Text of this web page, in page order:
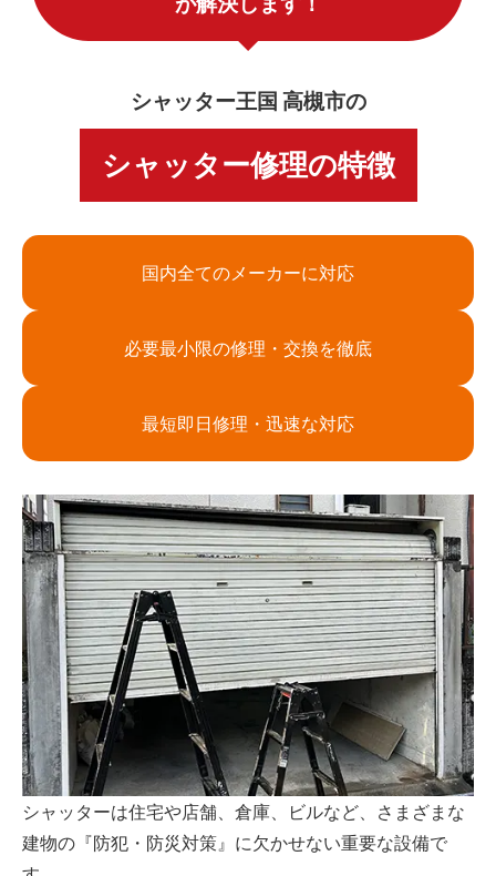
シャッター王国 高槻市の
シャッター修理の特徴
国内全てのメーカーに対応
必要最小限の修理・交換を徹底
最短即日修理・迅速な対応
シャッターは住宅や店舗、倉庫、ビルなど、さまざまな
建物の『防犯・防災対策』に欠かせない重要な設備で